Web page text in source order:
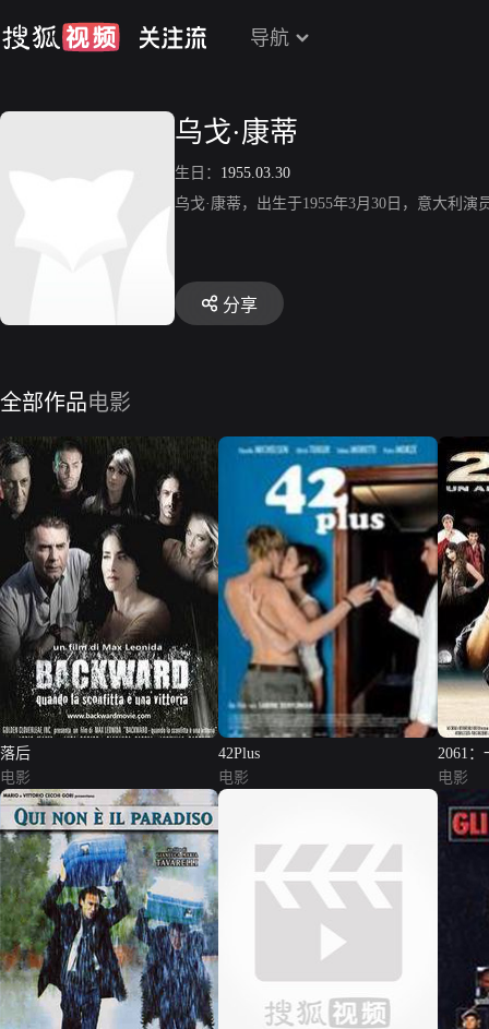
导航
乌戈·康蒂
生日： 1955.03.30
乌戈·康蒂，出生于1955年3月30日，意大利
分享
全部作品电影
落后
电影
42Plus
电影
2061
电影